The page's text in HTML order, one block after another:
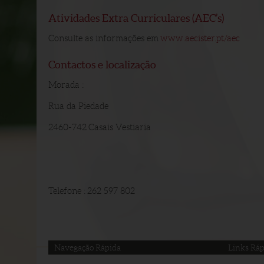
Atividades Extra Curriculares (AEC’s)
Consulte as informações em www.aecister.pt/aec
Contactos e localização
Morada :
Rua da Piedade
2460-742 Casais Vestiaria
Telefone : 262 597 802
Navegação Rápida Links